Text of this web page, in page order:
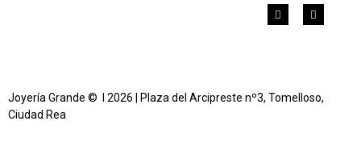
Joyería Grande © l 2026 | Plaza del Arcipreste nº3, Tomelloso,
Ciudad Rea